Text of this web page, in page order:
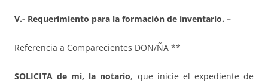
V.- Requerimiento para la formación de inventario. –
Referencia a Comparecientes DON/ÑA **
SOLICITA de mí, la notario, que inicie el expediente de